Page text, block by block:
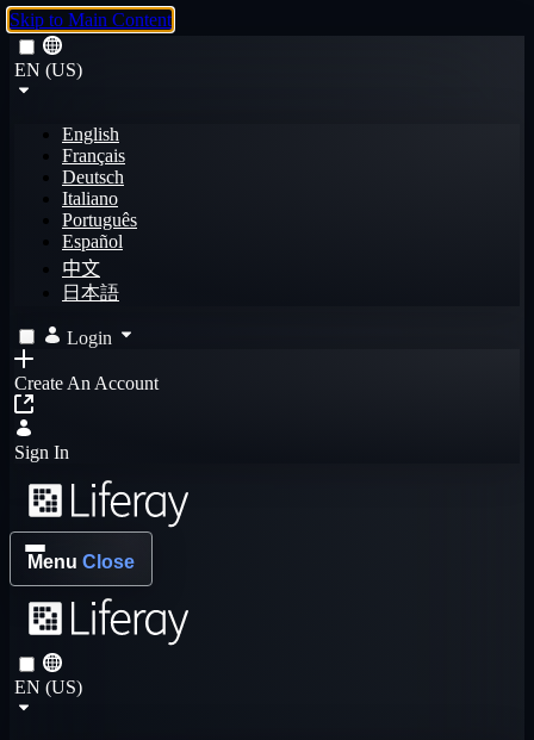
Skip to Main Content
EN (US)
English
Français
Deutsch
Italiano
Português
Español
中文
日本語
Login
Create An Account
Sign In
Menu Close
EN (US)